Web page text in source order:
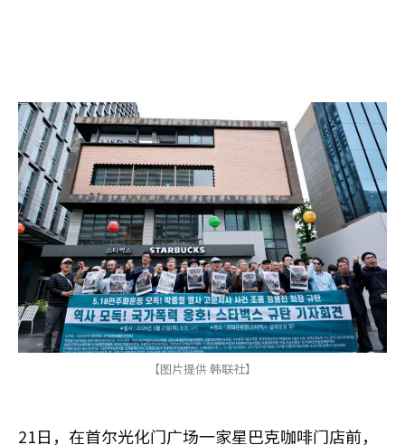
【图片提供 韩联社】
21日，在首尔光化门广场一家星巴克咖啡门店前，